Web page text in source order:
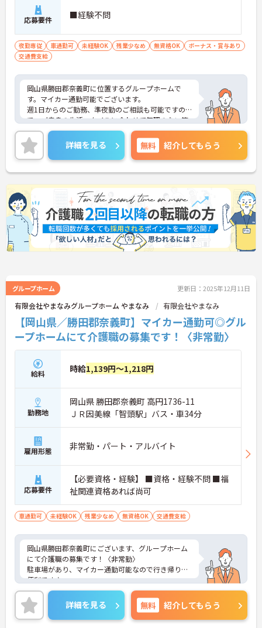
応募要件 ■経験不問
夜勤専従 車通勤可 未経験OK 残業少なめ 無資格OK
ボーナス・賞与あり
交通費支給
岡山県勝田郡奈義町に位置するグループホームで
す。マイカー通勤可能でございます。
週1日からのご勤務、準夜勤のご相談も可能ですの
で、ご自身の生活スタイルに合わせて無理のない範
囲で働いていただけます。
ご興味のある方には、面接対策ポイントなど、さら
に詳細をお話しいたしますのでお気軽にご相談くだ
さい！
詳細を見る 無料 紹介してもらう
グループホーム 更新日：2025年12月11日
有限会社やまなみグループホーム やまなみ 有限会社やまなみ
【岡山県／勝田郡奈義町】マイカー通勤可◎グル
ープホームにて介護職の募集です！〈非常勤〉
給料 時給1,139円～1,218円
勤務地
岡山県 勝田郡奈義町 高円1736-11
ＪＲ因美線「智頭駅」バス・車34分
雇用形態 非常勤・パート・アルバイト
応募要件
【必要資格・経験】 ■資格・経験不問 ■福
祉関連資格あれば尚可
車通勤可 未経験OK 残業少なめ 無資格OK 交通費支給
岡山県勝田郡奈義町にございます、グループホーム
にて介護職の募集です！〈非常勤〉
駐車場があり、マイカー通勤可能なので行き帰りが
便利です♪
資格や経験などは問いません！どなたでもチャレン
ジしていただける環境です◎
ご興味のある方は、マイナビ介護職までお問い合わ
せください。
詳細を見る 無料 紹介してもらう